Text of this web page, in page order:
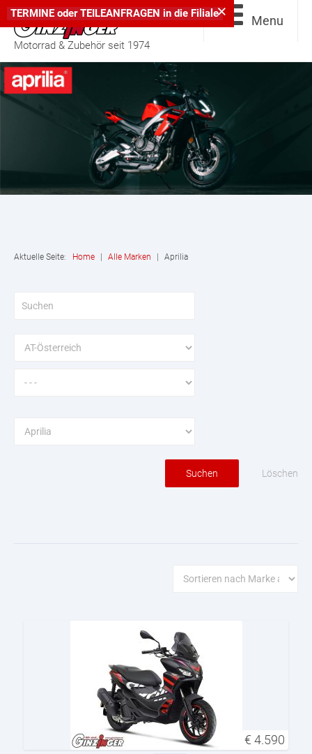
Motorrad & Zubehör seit 1974
Menu
Aktuelle Seite: Home Alle Marken Aprilia
Suchen Löschen
€ 4.590
×
TERMINE oderTEILEANFRAGEN in die Filiale